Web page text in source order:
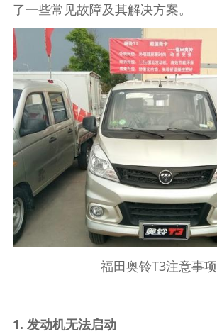
了一些常见故障及其解决方案。
福田奥铃T3注意事项
1. 发动机无法启动